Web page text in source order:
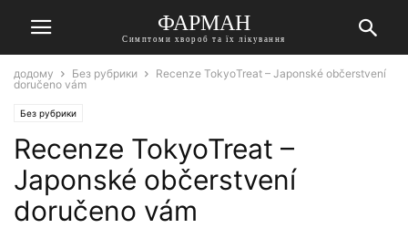
ФАРМАН
Симптоми хвороб та їх лікування
додому Без рубрики
Recenze TokyoTreat – Japonské občerstvení
doručeno vám
Без рубрики
Recenze TokyoTreat –
Japonské občerstvení
doručeno vám